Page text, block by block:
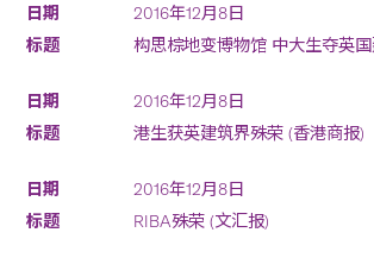
2016年12月8日
构思棕地变博物馆 中大生夺英
2016年12月8日
港生获英建筑界殊荣 (香港商报)
2016年12月8日
RIBA殊荣 (文汇报)